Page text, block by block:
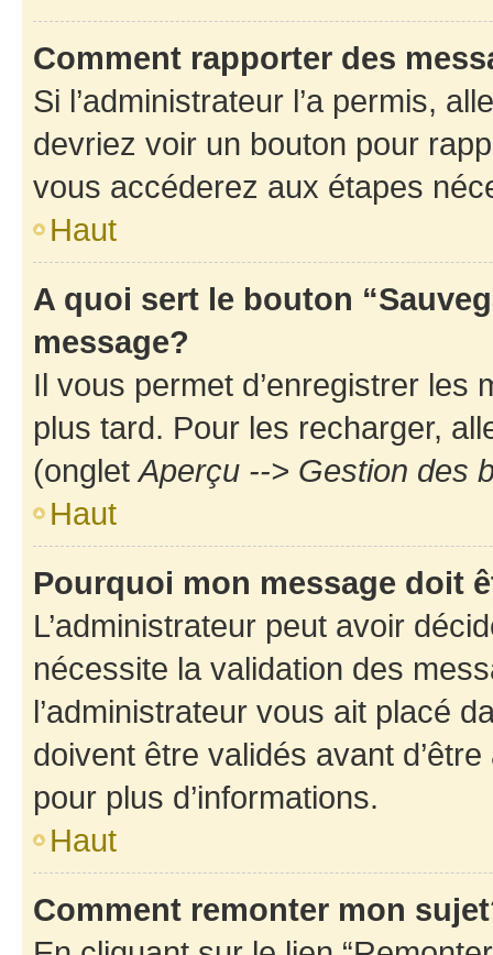
Comment rapporter des
Si l’administrateur l’a permis,
devriez voir un bouton pour
vous accéderez aux étapes
Haut
A quoi sert le bouton
message?
Il vous permet d’enregistrer
plus tard. Pour les recharger,
(ongletAperçu --> Gestion des
Haut
Pourquoi mon message doit
L’administrateur peut avoir
nécessite la validation des
l’administrateur vous ait placé
doivent être validés avant
pour plus d’informations.
Haut
Comment remonter mon